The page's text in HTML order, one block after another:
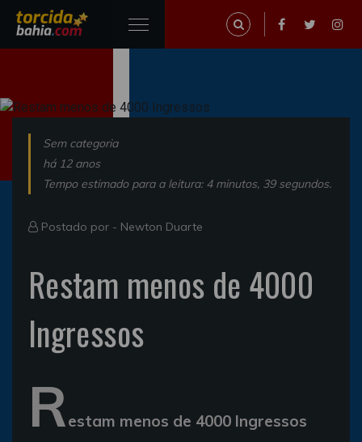
Sem categoria
há 12 anos
Tempo estimado para a leitura: 4 minutos, 39 segundos.
Postado por - Newton Duarte
Restam menos de 4000
Ingressos
Restam menos de 4000 Ingressos